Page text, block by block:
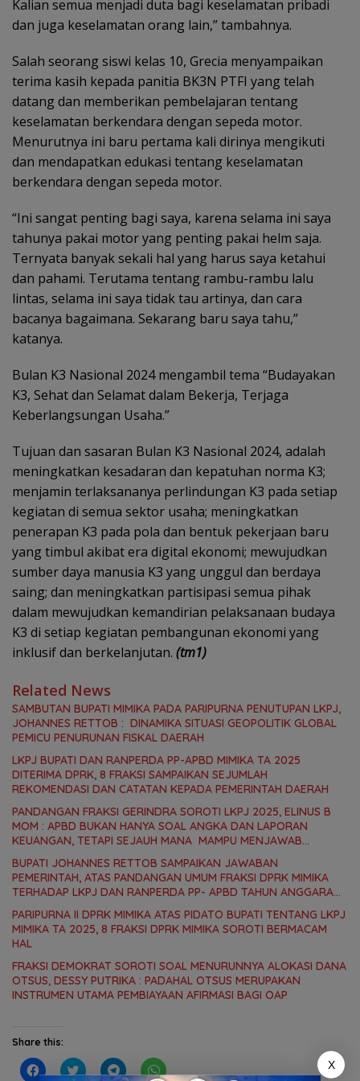
Kalian semua menjadi duta bagi keselamatan pribadi
dan juga keselamatan orang lain,” tambahnya.
Salah seorang siswi kelas 10, Grecia menyampaikan
terima kasih kepada panitia BK3N PTFI yang telah
datang dan memberikan pembelajaran tentang
keselamatan berkendara dengan sepeda motor.
Menurutnya ini baru pertama kali dirinya mengikuti
dan mendapatkan edukasi tentang keselamatan
berkendara dengan sepeda motor.
“Ini sangat penting bagi saya, karena selama ini saya
tahunya pakai motor yang penting pakai helm saja.
Ternyata banyak sekali hal yang harus saya ketahui
dan pahami. Terutama tentang rambu-rambu lalu
lintas, selama ini saya tidak tau artinya, dan cara
bacanya bagaimana. Sekarang baru saya tahu,”
katanya.
Bulan K3 Nasional 2024 mengambil tema “Budayakan
K3, Sehat dan Selamat dalam Bekerja, Terjaga
Keberlangsungan Usaha.”
Tujuan dan sasaran Bulan K3 Nasional 2024, adalah
meningkatkan kesadaran dan kepatuhan norma K3;
menjamin terlaksananya perlindungan K3 pada setiap
kegiatan di semua sektor usaha; meningkatkan
penerapan K3 pada pola dan bentuk pekerjaan baru
yang timbul akibat era digital ekonomi; mewujudkan
sumber daya manusia K3 yang unggul dan berdaya
saing; dan meningkatkan partisipasi semua pihak
dalam mewujudkan kemandirian pelaksanaan budaya
K3 di setiap kegiatan pembangunan ekonomi yang
inklusif dan berkelanjutan. (tm1)
Related News
SAMBUTAN BUPATI MIMIKA PADA PARIPURNA PENUTUPAN LKPJ,
JOHANNES RETTOB : DINAMIKA SITUASI GEOPOLITIK GLOBAL
PEMICU PENURUNAN FISKAL DAERAH
LKPJ BUPATI DAN RANPERDA PP-APBD MIMIKA TA 2025
DITERIMA DPRK, 8 FRAKSI SAMPAIKAN SEJUMLAH
REKOMENDASI DAN CATATAN KEPADA PEMERINTAH DAERAH
PANDANGAN FRAKSI GERINDRA SOROTI LKPJ 2025, ELINUS B
MOM : APBD BUKAN HANYA SOAL ANGKA DAN LAPORAN
KEUANGAN, TETAPI SEJAUH MANA MAMPU MENJAWAB
BUPATI JOHANNES RETTOB SAMPAIKAN JAWABAN
PEMERINTAH, ATAS PANDANGAN UMUM FRAKSI DPRK MIMIKA
TERHADAP LKPJ DAN RANPERDA PP- APBD TAHUN ANGGARAN
PARIPURNA II DPRK MIMIKA ATAS PIDATO BUPATI TENTANG LKPJ
MIMIKA TA 2025, 8 FRAKSI DPRK MIMIKA SOROTI BERMACAM
HAL
FRAKSI DEMOKRAT SOROTI SOAL MENURUNNYA ALOKASI DANA
OTSUS, DESSY PUTRIKA : PADAHAL OTSUS MERUPAKAN
INSTRUMEN UTAMA PEMBIAYAAN AFIRMASI BAGI OAP
Share this:
C C C C X